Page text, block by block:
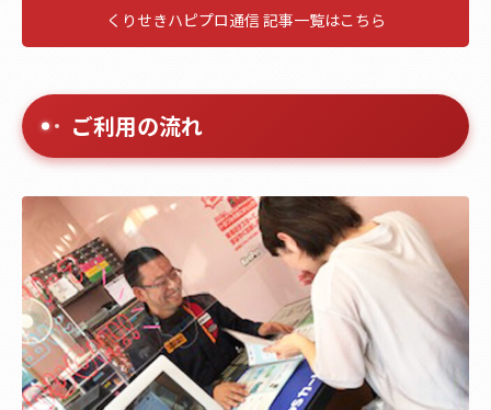
くりせきハピプロ通信 記事一覧はこちら
ご利用の流れ